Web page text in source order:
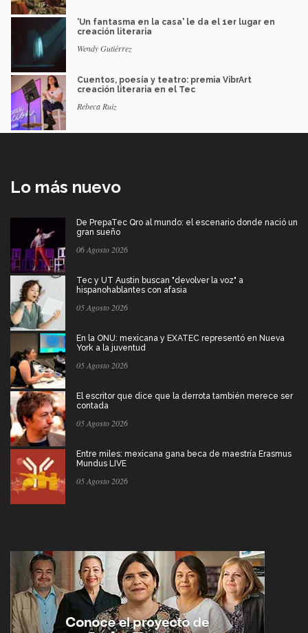
‘Un fantasma en la casa' le da el 1er lugar en
creación literaria
Wendy Gutiérrez
Cuentos, poesía y teatro: premia VibrArt
creación literaria en el Tec
Rebeca Ruiz
Lo más nuevo
De PrepaTec Qro al mundo: el escenario donde nació un
gran sueño
06 Agosto 2026
Tec y UT Austin buscan "devolver la voz" a
hispanohablantes con afasia
05 Agosto 2026
En la ONU: mexicana y EXATEC representó en Nueva
York a la juventud
05 Agosto 2026
El escritor que dice que la derrota también merece ser
contada
05 Agosto 2026
Entre miles: mexicana gana beca de maestría Erasmus
Mundus LIVE
05 Agosto 2026